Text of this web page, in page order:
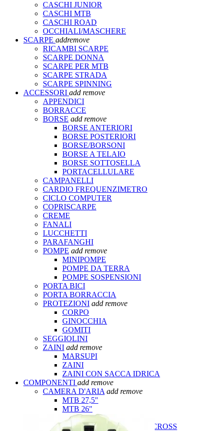
CASCHI JUNIOR
CASCHI MTB
CASCHI ROAD
OCCHIALI/MASCHERE
SCARPE addremove
RICAMBI SCARPE
SCARPE DONNA
SCARPE PER MTB
SCARPE STRADA
SCARPE SPINNING
ACCESSORI add remove
APPENDICI
BORRACCE
BORSE add remove
BORSE ANTERIORI
BORSE POSTERIORI
BORSE/BORSONI
BORSE A TELAIO
BORSE SOTTOSELLA
PORTACELLULARE
CAMPANELLI
CARDIO FREQUENZIMETRO
CICLO COMPUTER
COPRISCARPE
CREME
FANALI
LUCCHETTI
PARAFANGHI
POMPE add remove
MINIPOMPE
POMPE DA TERRA
POMPE SOSPENSIONI
PORTA BICI
PORTA BORRACCIA
PROTEZIONI add remove
CORPO
GINOCCHIA
GOMITI
SEGGIOLINI
ZAINI add remove
MARSUPI
ZAINI
ZAINI CON SACCA IDRICA
COMPONENTI add remove
CAMERA D'ARIA add remove
MTB 27,5"
MTB 26"
MTB 29"
BICI DA CORSA E CICLOCROSS